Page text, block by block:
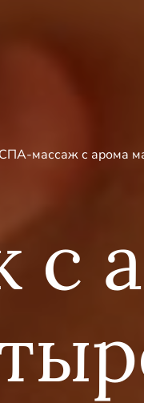
массаж с арома